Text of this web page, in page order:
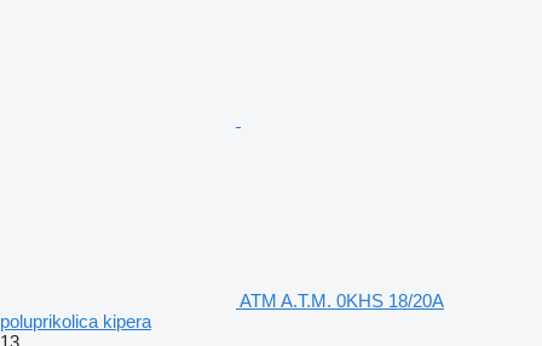
ATM A.T.M. 0KHS 18/20A
poluprikolica kipera
13